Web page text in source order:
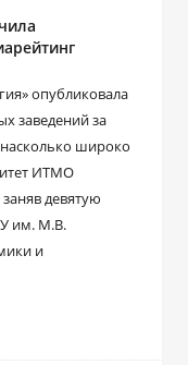
опубликовала
заведений за
широко
ИТМО
девятую
им. М.В.
и